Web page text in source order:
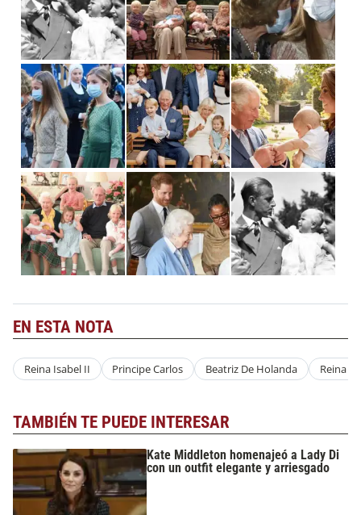
EN ESTA NOTA
Reina Isabel II Principe Carlos Beatriz De Holanda Reina
TAMBIÉN TE PUEDE INTERESAR
Kate Middleton homenajeó a Lady Di
con un outfit elegante y arriesgado